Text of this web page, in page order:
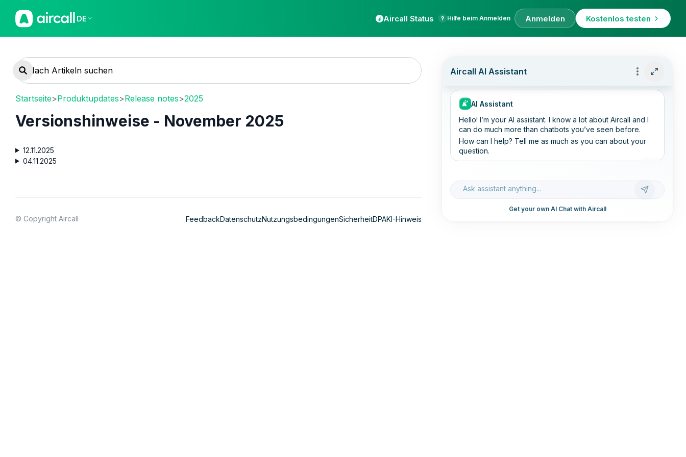
DE Aircall Status Hilfe beim Anmelden Anmelden Kostenlos testen
Startseite>Produktupdates>Release notes>2025
Versionshinweise - November 2025
12.11.2025
04.11.2025
© Copyright Aircall FeedbackDatenschutzNutzungsbedingungenSicherheitDPAKI-Hinweis